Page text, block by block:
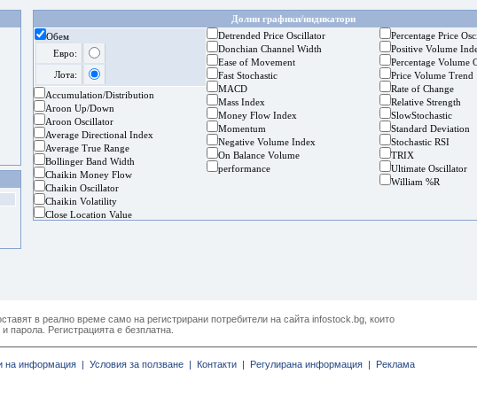
Долни графики/индикатори
Обем
Евро:
Лота:
Accumulation/Distribution
Aroon Up/Down
Aroon Oscillator
Average Directional Index
Average True Range
Bollinger Band Width
Chaikin Money Flow
Chaikin Oscillator
Chaikin Volatility
Close Location Value
Detrended Price Oscillator
Donchian Channel Width
Ease of Movement
Fast Stochastic
MACD
Mass Index
Money Flow Index
Momentum
Negative Volume Index
On Balance Volume
performance
Percentage Price
Positive Volume
Percentage Volume
Price Volume Trend
Rate of Change
Relative Strength
SlowStochastic
Standard Deviation
Stochastic RSI
TRIX
Ultimate Oscillator
William %R
в реално време само на регистрирани потребители на сайта infostock.bg, които
парола. Регистрацията е безплатна.
на информация | Условия за ползване | Контакти | Регулирана информация | Реклама